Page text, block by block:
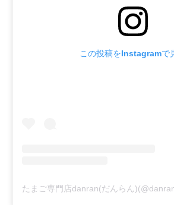
この投稿をInstagramで